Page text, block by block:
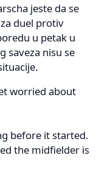
jeste da se
duel protiv
u petak u
saveza nisu se
worried about
before it started.
the midfielder is